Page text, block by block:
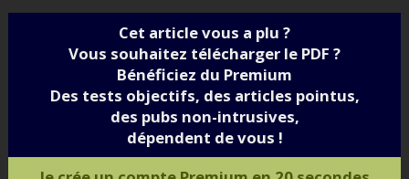
Cet article vous a plu ?
Vous souhaitez télécharger le PDF ?
Bénéficiez du Premium
Des tests objectifs, des articles pointus,
des pubs non-intrusives,
dépendent de vous !